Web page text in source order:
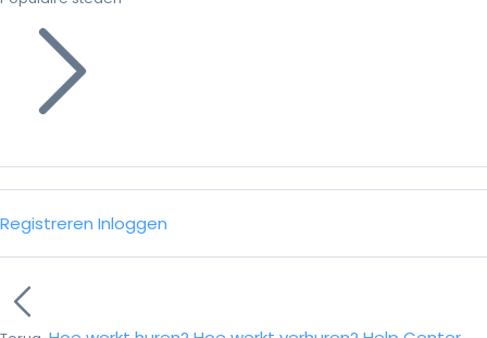
Registreren Inloggen